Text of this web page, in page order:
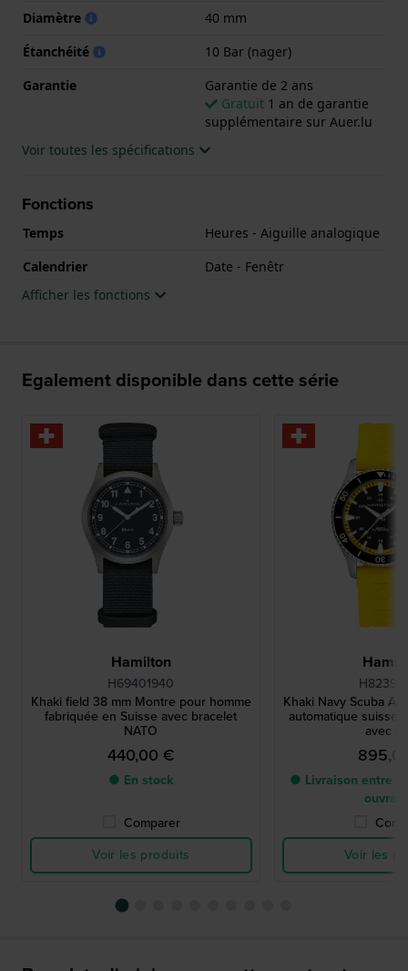
Diamètre
40 mm
Étanchéité
10 Bar (nager)
Garantie
Garantie de 2 ans
Gratuit 1 an de garantie
supplémentaire sur Auer.lu
Voir toutes les spécifications
Fonctions
Temps
Heures - Aiguille analogique
Calendrier
Date - Fenêtr
Afficher les fonctions
Egalement disponible dans cette série
Hamilton
H69401940
Khaki field 38 mm Montre pour homme
fabriquée en Suisse avec bracelet
NATO
440,00 €
● En stock
Comparer
Voir les produits
Khaki Navy Scuba
automatique suisse
avec
● Livraison entre
Voir les